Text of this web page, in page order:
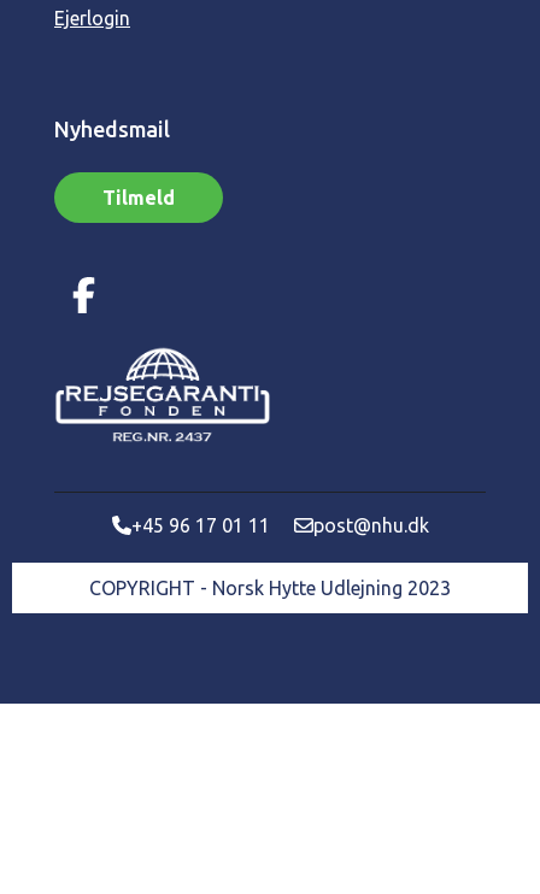
Ejerlogin
Nyhedsmail
Tilmeld
+45 96 17 01 11 post@nhu.dk
COPYRIGHT - Norsk Hytte Udlejning 2023